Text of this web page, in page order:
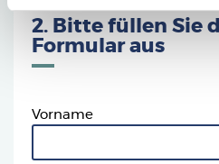
2. Bitte füllen Sie
Formular aus
Vorname